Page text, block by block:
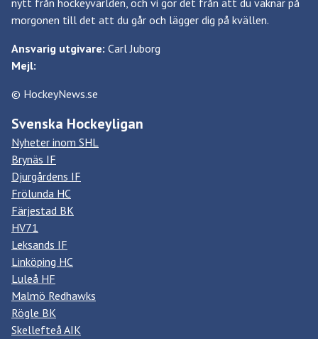
nytt från hockeyvärlden, och vi gör det från att du vaknar på
morgonen till det att du går och lägger dig på kvällen.
Ansvarig utgivare: Carl Juborg
Mejl:
© HockeyNews.se
Svenska Hockeyligan
Nyheter inom SHL
Brynäs IF
Djurgårdens IF
Frölunda HC
Färjestad BK
HV71
Leksands IF
Linköping HC
Luleå HF
Malmö Redhawks
Rögle BK
Skellefteå AIK